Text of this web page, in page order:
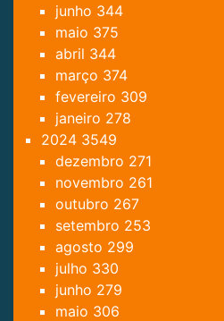
junho 344
maio 375
abril 344
março 374
fevereiro 309
janeiro 278
2024 3549
dezembro 271
novembro 261
outubro 267
setembro 253
agosto 299
julho 330
junho 279
maio 306